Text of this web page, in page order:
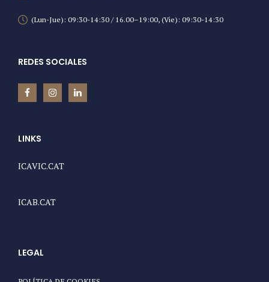
(Lun-Jue): 09:30-14:30 / 16.00–19:00, (Vie): 09:30-14:30
REDES SOCIALES
LINKS
ICAVIC.CAT
ICAB.CAT
LEGAL